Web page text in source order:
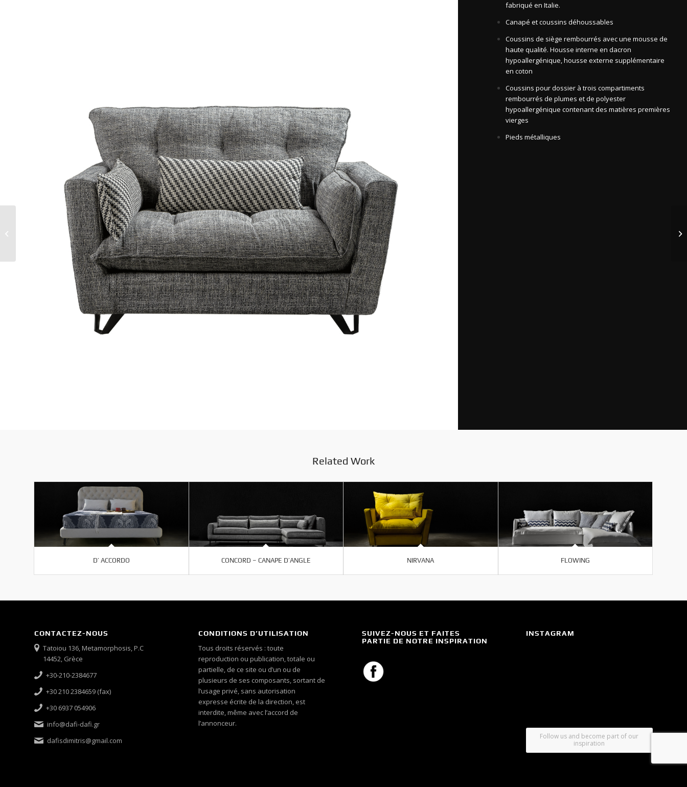
fabriqué en Italie.
Canapé et coussins déhoussables
Coussins de siège rembourrés avec une mousse de
haute qualité. Housse interne en dacron
hypoallergénique, housse externe supplémentaire
en coton
Coussins pour dossier à trois compartiments
rembourrés de plumes et de polyester
hypoallergénique contenant des matières premières
vierges
Pieds métalliques
Related Work
D’ ACCORDO CONCORD – CANAPE D’ANGLE NIRVANA FLOWING
CONTACTEZ-NOUS
Tatoiou 136, Metamorphosis, P.C
14452, Grèce
+30-210-2384677
+30 210 2384659 (fax)
+30 6937 054906
info@dafi-dafi.gr
dafisdimitris@gmail.com
CONDITIONS D’UTILISATION
Tous droits réservés : toute
reproduction ou publication, totale ou
partielle, de ce site ou d’un ou de
plusieurs de ses composants, sortant de
l’usage privé, sans autorisation
expresse écrite de la direction, est
interdite, même avec l’accord de
l’annonceur.
SUIVEZ-NOUS ET FAITES
PARTIE DE NOTRE INSPIRATION
INSTAGRAM
Follow us and become part of our
inspiration